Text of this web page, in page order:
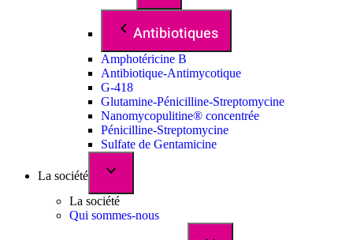
Antibiotiques
Amphotéricine B
Antibiotique-Antimycotique
G-418
Glutamine-Pénicilline-Streptomycine
Nanomycopulitine® concentrée
Pénicilline-Streptomycine
Sulfate de Gentamicine
La société
La société
Qui sommes-nous